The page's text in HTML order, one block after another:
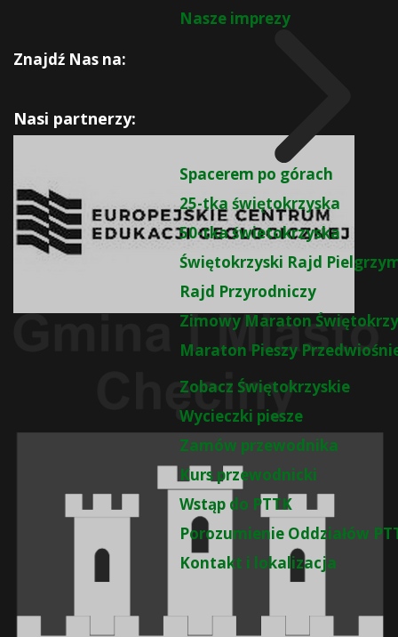
Nasze imprezy
Spacerem po górach
25-tka świętokrzyska
50-tka świetokrzyska
Świętokrzyski Rajd
Rajd Przyrodniczy
Zimowy Maraton
Maraton Pieszy
Zobacz Świętokrzyskie
Wycieczki piesze
Zamów przewodnika
Kurs przewodnicki
Wstąp do PTTK
Porozumienie Oddziałów
Kontakt i lokalizacja
Znajdź Nas na:
Nasi partnerzy: